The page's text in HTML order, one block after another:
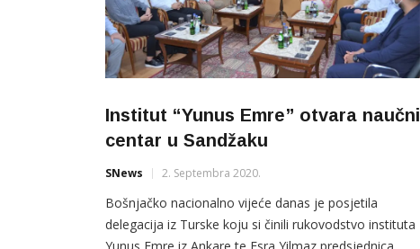
Institut “Yunus Emre” otvara naučni
centar u Sandžaku
SNews 2. Septembra 2020.
Bošnjačko nacionalno vijeće danas je posjetila
delegacija iz Turske koju si činili rukovodstvo instituta